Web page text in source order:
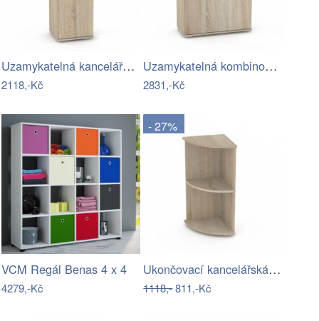
Uzamykatelná kancelářská skříňka 30D2 -…
2118,-Kč
Uzamykatelná kombinovaná skříň S30 D2 -…
2831,-Kč
VCM Regál Benas 4 x 4
4279,-Kč
- 27%
Ukončovací kancelářská skříňka R20- DR
1118,-811,-Kč